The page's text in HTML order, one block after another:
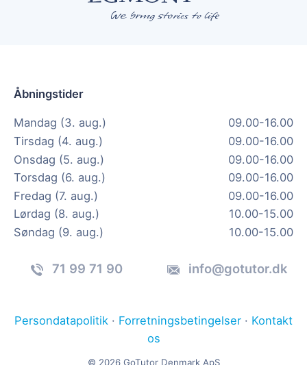
Åbningstider
Mandag (3. aug.)
09.00-16.00
Tirsdag (4. aug.)
09.00-16.00
Onsdag (5. aug.)
09.00-16.00
Torsdag (6. aug.)
09.00-16.00
Fredag (7. aug.)
09.00-16.00
Lørdag (8. aug.)
10.00-15.00
Søndag (9. aug.)
10.00-15.00
71 99 71 90 info@gotutor.dk
Persondatapolitik · Forretningsbetingelser · Kontakt
os
© 2026 GoTutor Denmark ApS